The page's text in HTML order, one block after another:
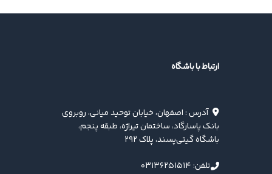
ارتباط با باشگاه
آدرس : اصفهان، خیابان توحید میانی، روبروی
بانک پاسارگاد، ساختمان تیراژه، طبقه پنجم،
باشگاه گیتی‌پسند، پلاک ۲۹۲
تلفن: ۰۳۱۳۶۲۵۱۵۱۴